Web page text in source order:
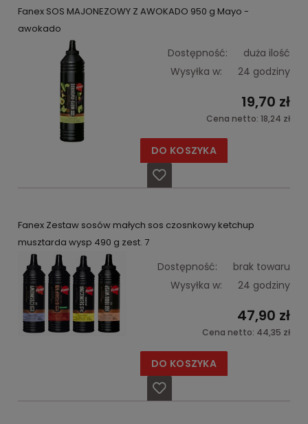
Fanex SOS MAJONEZOWY Z AWOKADO 950 g Mayo -
awokado
Dostępność:
duża ilość
Wysyłka w:
24 godziny
19,70 zł
Cena netto: 18,24 zł
DO KOSZYKA
Fanex Zestaw sosów małych sos czosnkowy ketchup
musztarda wysp 490 g zest. 7
Dostępność:
brak towaru
Wysyłka w:
24 godziny
47,90 zł
Cena netto: 44,35 zł
DO KOSZYKA